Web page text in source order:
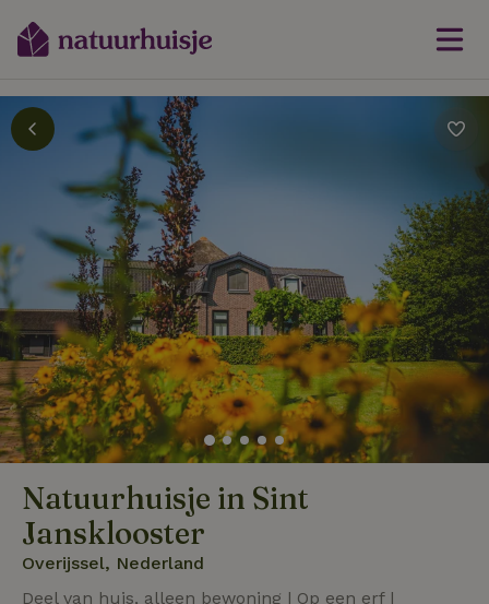
Natuurhuisje in Sint
Jansklooster
Overijssel, Nederland
Deel van huis, alleen bewoning | Op een erf |